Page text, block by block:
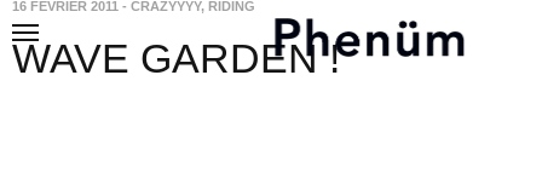
16 FÉVRIER 2011 - CRAZYYYY, RIDING
WAVE GARDEN !